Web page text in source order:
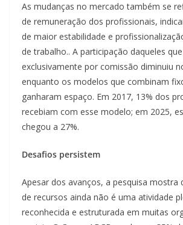
As mudanças no mercado também se
de remuneração dos profissionais,
de maior estabilidade e
de trabalho.. A participação daqueles
exclusivamente por comissão diminuiu
enquanto os modelos que combinam
ganharam espaço. Em 2017, 13% dos
recebiam com esse modelo; em 2025,
chegou a 27%.
Desafios persistem
Apesar dos avanços, a pesquisa mostra
de recursos ainda não é uma atividade
reconhecida e estruturada em muitas